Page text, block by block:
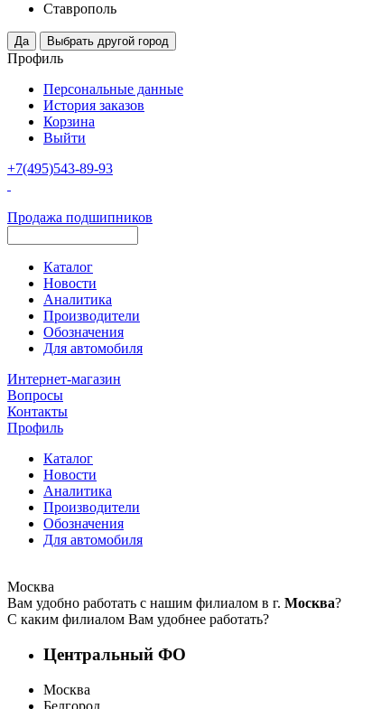
Ставрополь
Профиль
Персональные данные
История заказов
Корзина
Выйти
+7(495)543-89-93
Продажа подшипников
Каталог
Новости
Аналитика
Производители
Обозначения
Для автомобиля
Интернет-магазин
Вопросы
Контакты
Профиль
Каталог
Новости
Аналитика
Производители
Обозначения
Для автомобиля
Москва
Вам удобно работать с нашим филиалом в г. Москва?
С каким филиалом Вам удобнее работать?
Центральный ФО
Москва
Белгород